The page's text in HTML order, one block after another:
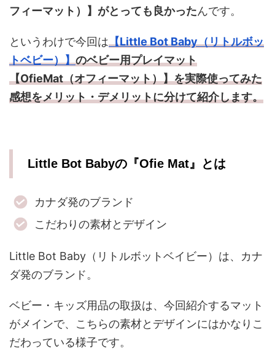
フィーマット）】がとっても良かったんです。
というわけで今回は【Little Bot Baby（リトルボッ
トベビー）】のベビー用プレイマット
【OfieMat（オフィーマット）】を実際使ってみた
感想をメリット・デメリットに分けて紹介します。
Little Bot Babyの『Ofie Mat』とは
カナダ発のブランド
こだわりの素材とデザイン
Little Bot Baby（リトルボットベイビー）は、カナ
ダ発のブランド。
ベビー・キッズ用品の取扱は、今回紹介するマット
がメインで、こちらの素材とデザインにはかなりこ
だわっている様子です。